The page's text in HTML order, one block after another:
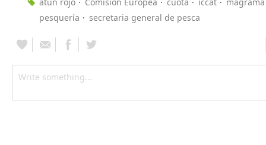
pesquería
secretaria general de pesca